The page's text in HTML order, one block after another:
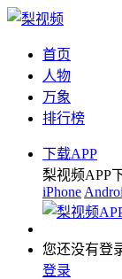
首页
人物
万象
排行榜
下载APP
梨视频APP
iPhone
您还没有登
登录